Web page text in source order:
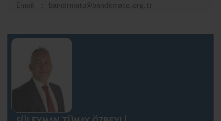
Email
bandirmato@bandirmato.org.tr